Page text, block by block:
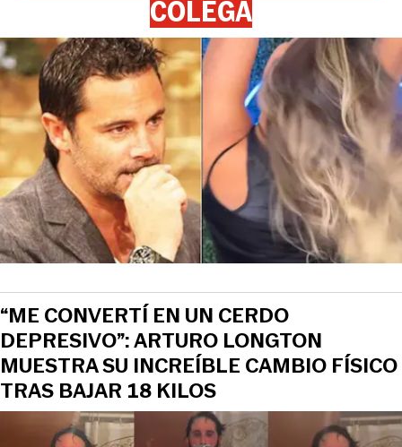
COLEGA
“ME CONVERTÍ EN UN CERDO
DEPRESIVO”: ARTURO LONGTON
MUESTRA SU INCREÍBLE CAMBIO FÍSICO
TRAS BAJAR 18 KILOS